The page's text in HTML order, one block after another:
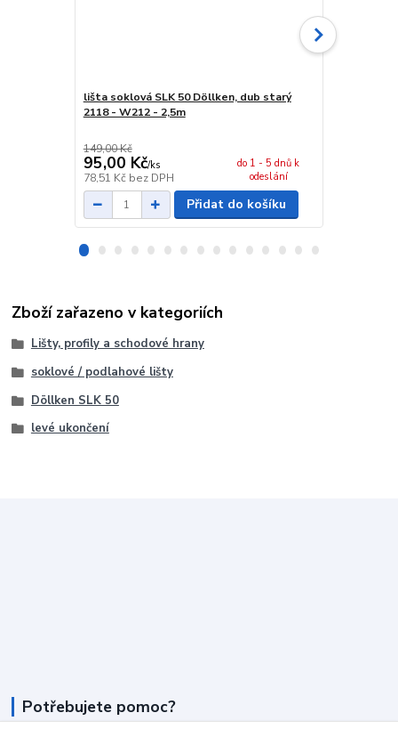
lišta soklová SLK 50 Döllken, dub starý
2118 - W212 - 2,5m
149,00 Kč
95,00 Kč/ks
78,51 Kč bez DPH
do 1 - 5 dnů k
odeslání
Přidat do košíku
Zboží zařazeno v kategoriích
Lišty, profily a schodové hrany
soklové / podlahové lišty
Döllken SLK 50
levé ukončení
Potřebujete pomoc?